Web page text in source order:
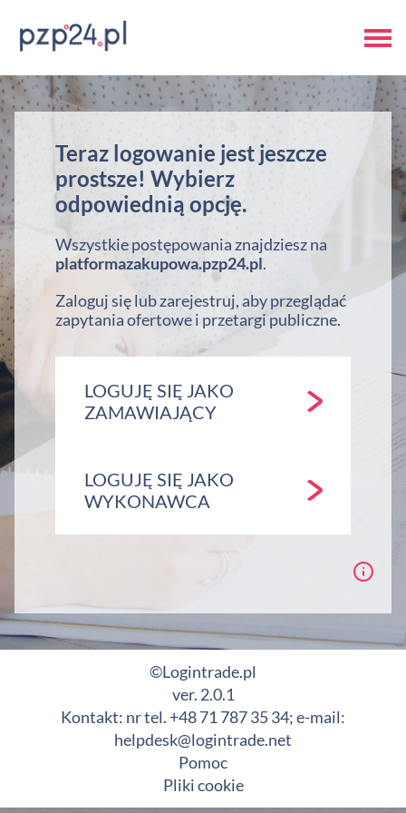
Teraz logowanie jest jeszcze
prostsze! Wybierz
odpowiednią opcję.
Wszystkie postępowania znajdziesz na
platformazakupowa.pzp24.pl.
Zaloguj się lub zarejestruj, aby przeglądać
zapytania ofertowe i przetargi publiczne.
LOGUJĘ SIĘ JAKO
ZAMAWIAJĄCY
LOGUJĘ SIĘ JAKO
WYKONAWCA
©Logintrade.pl
ver. 2.0.1
Kontakt: nr tel. +48 71 787 35 34; e-mail:
helpdesk@logintrade.net
Pomoc
Pliki cookie